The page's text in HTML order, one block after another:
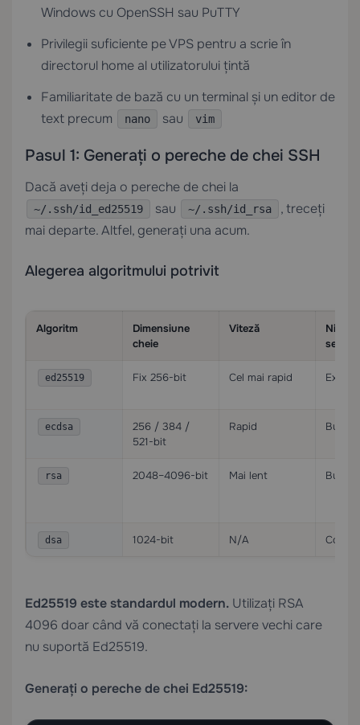
Windows cu OpenSSH sau PuTTY
Privilegii suficiente pe VPS pentru a scrie în
directorul home al utilizatorului țintă
Familiaritate de bază cu un terminal și un editor de
text precum
nano sau vim
Pasul 1: Generați o pereche de chei SSH
Dacă aveți deja o pereche de chei la
~/.ssh/id_ed25519 sau ~/.ssh/id_rsa
, treceți
mai departe. Altfel, generați una acum.
Alegerea algoritmului potrivit
Algoritm
Dimensiune
cheie
Viteză
Nivel
ed25519 Fix 256-bit Cel mai rapid
ecdsa
256 / 384 /
521-bit
Rapid Bun
rsa 2048–4096-bit Mai lent Bun
dsa 1024-bit N/A
Ed25519 este standardul modern. Utilizați RSA
4096 doar când vă conectați la servere vechi care
nu suportă Ed25519.
Generați o pereche de chei Ed25519: